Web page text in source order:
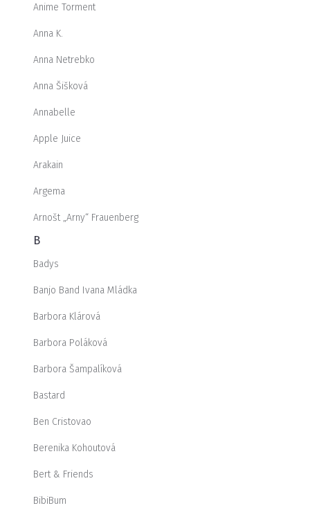
Anime Torment
Anna K.
Anna Netrebko
Anna Šišková
Annabelle
Apple Juice
Arakain
Argema
Arnošt „Arny“ Frauenberg
B
Badys
Banjo Band Ivana Mládka
Barbora Klárová
Barbora Poláková
Barbora Šampalíková
Bastard
Ben Cristovao
Berenika Kohoutová
Bert & Friends
BibiBum